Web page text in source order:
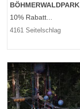
BÖHMERWALDPARK
10% Rabatt...
4161 Seitelschlag